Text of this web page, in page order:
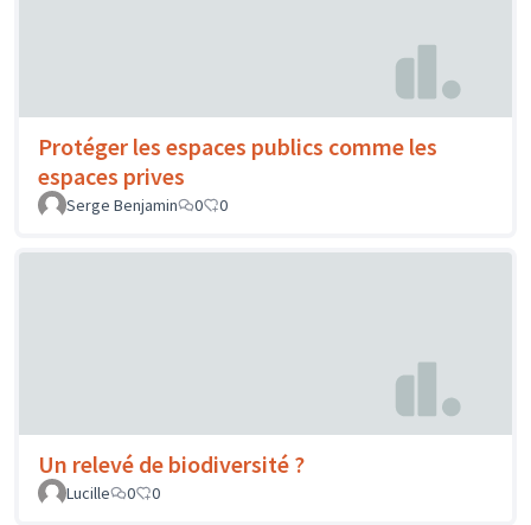
Protéger les espaces publics comme les
espaces prives
Serge Benjamin 0 0
Un relevé de biodiversité ?
Lucille 0 0